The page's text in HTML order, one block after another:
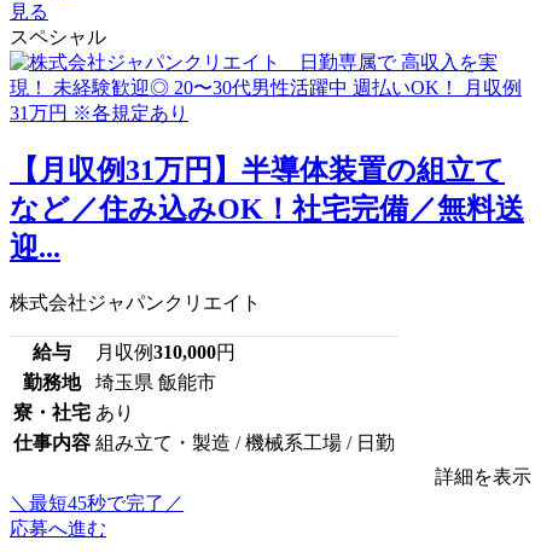
見る
スペシャル
【月収例31万円】半導体装置の組立て
など／住み込みOK！社宅完備／無料送
迎...
株式会社ジャパンクリエイト
給与 月収例310,000円
勤務地
埼玉県 飯能市
寮・社宅 あり
仕事内容 組み立て・製造 / 機械系工場 / 日勤
詳細を表示
＼最短45秒で完了／
応募へ進む